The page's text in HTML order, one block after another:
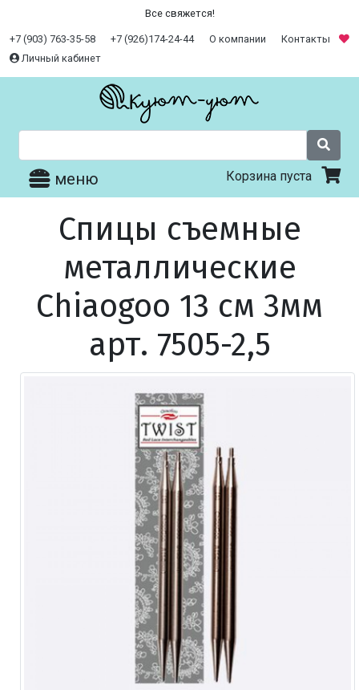
Все свяжется!
+7 (903) 763-35-58 +7 (926)174-24-44 О компании
Контакты
Личный кабинет
меню Корзина пуста
Спицы съемные
металлические
Chiaogoo 13 см 3мм
арт. 7505-2,5